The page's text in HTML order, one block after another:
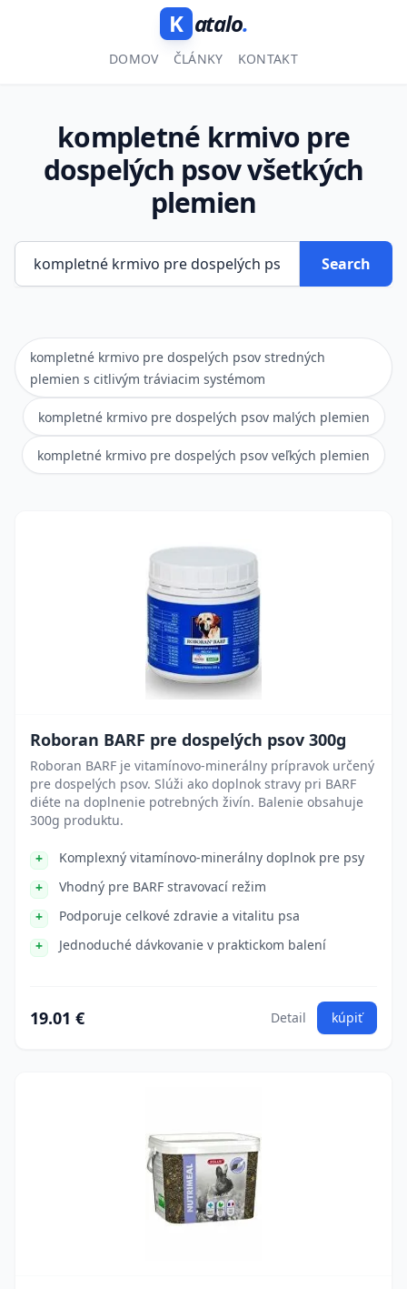
K atalo.
DOMOV ČLÁNKY KONTAKT
kompletné krmivo pre
dospelých psov všetkých
plemien
Search
kompletné krmivo pre dospelých psov stredných
plemien s citlivým tráviacim systémom
kompletné krmivo pre dospelých psov malých plemien
kompletné krmivo pre dospelých psov veľkých plemien
Roboran BARF pre dospelých psov 300g
Roboran BARF je vitamínovo-minerálny prípravok určený
pre dospelých psov. Slúži ako doplnok stravy pri BARF
diéte na doplnenie potrebných živín. Balenie obsahuje
300g produktu.
Komplexný vitamínovo-minerálny doplnok pre psy
Vhodný pre BARF stravovací režim
Podporuje celkové zdravie a vitalitu psa
Jednoduché dávkovanie v praktickom balení
19.01 € Detail kúpiť